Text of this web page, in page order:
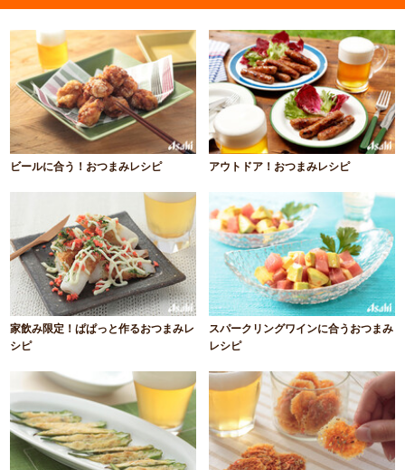
ビールに合う！おつまみレシピ アウトドア！おつまみレシピ
家飲み限定！ぱぱっと作るおつまみレ
シピ
スパークリングワインに合うおつまみ
レシピ